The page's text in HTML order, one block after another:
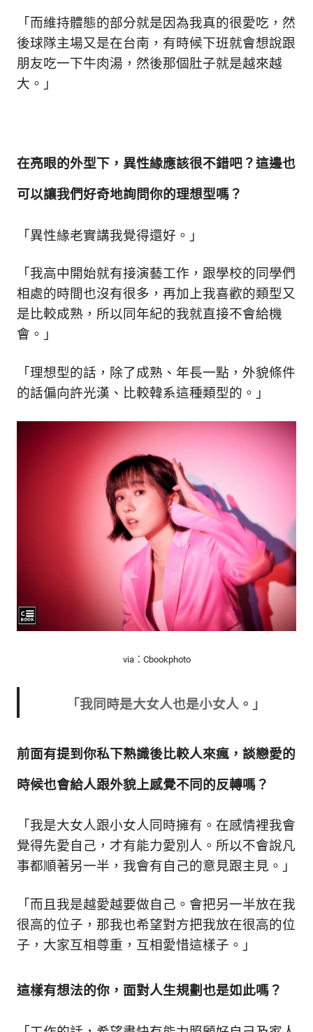
「而維持體態的部分就是因為我真的很愛吃，然
後球隊主場又是在台南，有時候下班就會想說跟
朋友吃一下牛肉湯，然後那個肚子就是越來越
大。」
在亮眼的外型下，異性緣應該很不錯吧？這邊也
可以讓我們好奇地詢問你的理想型嗎？
「異性緣老實講我覺得還好。」
「我高中開始就有接演藝工作，跟學校的同學們
相處的時間也沒有很多，再加上我喜歡的類型又
是比較成熟，所以同年紀的我就直接不會給機
會。」
「理想型的話，除了成熟、年長一點，外貌條件
的話偏向許光漢、比較韓系這種類型的。」
via：Cbookphoto
「我同時是大女人也是小女人。」
前面有提到你私下熟識後比較人來瘋，談戀愛的
時候也會給人跟外貌上感覺不同的反轉嗎？
「我是大女人跟小女人同時擁有。在感情裡我會
覺得先愛自己，才有能力愛別人。所以不會說凡
事都順著另一半，我會有自己的意見跟主見。」
「而且我是越愛越要做自己。會把另一半放在我
很高的位子，那我也希望對方把我放在很高的位
子，大家互相尊重，互相愛惜這樣子。」
這樣有想法的你，面對人生規劃也是如此嗎？